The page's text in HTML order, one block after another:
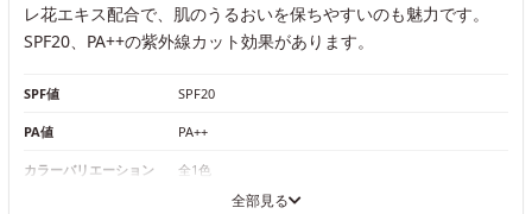
レ花エキス配合で、肌のうるおいを保ちやすいのも魅力です。
SPF20、PA++の紫外線カット効果があります。
SPF値 SPF20
PA値 PA++
カラーバリエーション 全1色
全部見る